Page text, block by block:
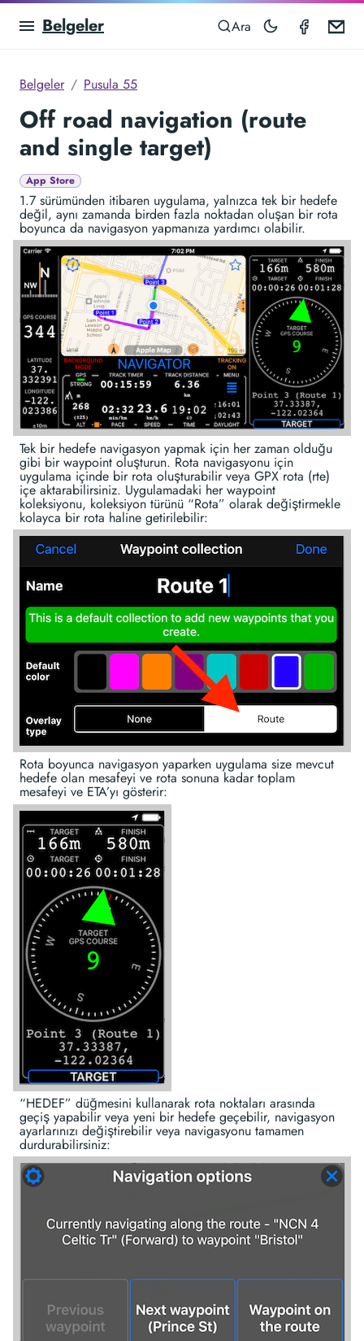
Belgeler Ara
Belgeler Pusula 55
Off road navigation (route
and single target)
App Store
1.7 sürümünden itibaren uygulama, yalnızca tek bir hedefe
değil, aynı zamanda birden fazla noktadan oluşan bir rota
boyunca da navigasyon yapmanıza yardımcı olabilir.
Tek bir hedefe navigasyon yapmak için her zaman olduğu
gibi bir waypoint oluşturun. Rota navigasyonu için
uygulama içinde bir rota oluşturabilir veya GPX rota (rte)
içe aktarabilirsiniz. Uygulamadaki her waypoint
koleksiyonu, koleksiyon türünü “Rota” olarak değiştirmekle
kolayca bir rota haline getirilebilir:
Rota boyunca navigasyon yaparken uygulama size mevcut
hedefe olan mesafeyi ve rota sonuna kadar toplam
mesafeyi ve ETA’yı gösterir:
“HEDEF” düğmesini kullanarak rota noktaları arasında
geçiş yapabilir veya yeni bir hedefe geçebilir, navigasyon
ayarlarınızı değiştirebilir veya navigasyonu tamamen
durdurabilirsiniz: